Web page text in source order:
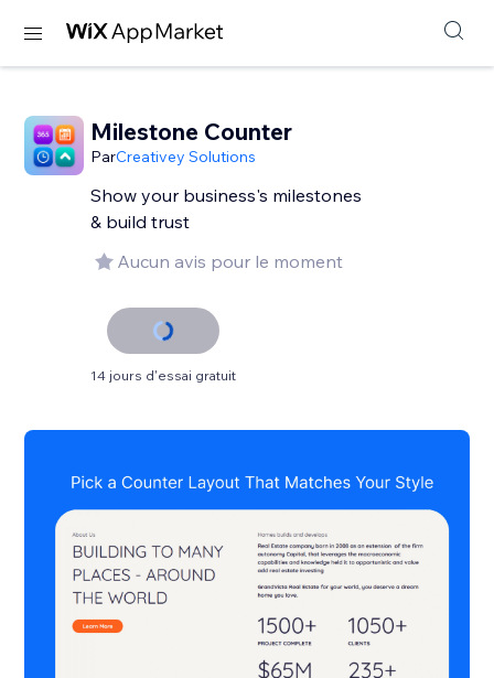
Milestone Counter
ParCreativey Solutions
Show your business's milestones
& build trust
Aucun avis pour le moment
14 jours d'essai gratuit